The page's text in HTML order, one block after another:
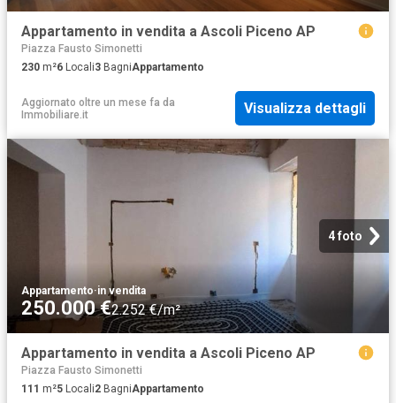
Appartamento in vendita a Ascoli Piceno AP
Piazza Fausto Simonetti
230 m²6 Locali3 BagniAppartamento
Aggiornato oltre un mese fa da
Immobiliare.it
Visualizza dettagli
4 foto
Appartamento·in vendita
250.000 €2.252 €/m²
Appartamento in vendita a Ascoli Piceno AP
Piazza Fausto Simonetti
111 m²5 Locali2 BagniAppartamento